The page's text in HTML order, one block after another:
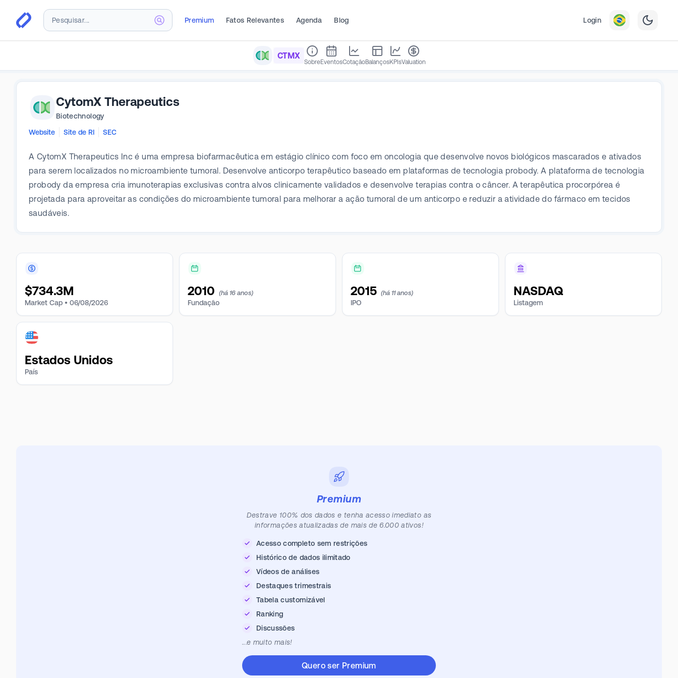
Premium Fatos Relevantes Agenda Blog Login
CTMX
SobreEventosCotaçãoBalançosKPIsValuation
CytomX Therapeutics
Biotechnology
Website
Site de RI SEC
A CytomX Therapeutics Inc é uma empresa biofarmacêutica em estágio clínico com foco em oncologia que desenvolve novos biológicos mascarados e ativados
para serem localizados no microambiente tumoral. Desenvolve anticorpo terapêutico baseado em plataformas de tecnologia probody. A plataforma de tecnologia
probody da empresa cria imunoterapias exclusivas contra alvos clinicamente validados e desenvolve terapias contra o câncer. A terapêutica procorpórea é
projetada para aproveitar as condições do microambiente tumoral para melhorar a ação tumoral de um anticorpo e reduzir a atividade do fármaco em tecidos
saudáveis.
$734.3M
Market Cap • 06/08/2026
2010 (há 16 anos)
Fundação
2015 (há 11 anos)
IPO
NASDAQ
Listagem
Estados Unidos
País
Premium
Destrave 100% dos dados e tenha acesso imediato as
informações atualizadas de mais de 6.000 ativos!
Acesso completo sem restrições
Histórico de dados ilimitado
Vídeos de análises
Destaques trimestrais
Tabela customizável
Ranking
Discussões
...e muito mais!
Quero ser Premium